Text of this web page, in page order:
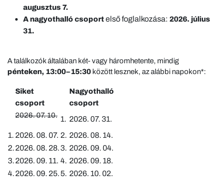
augusztus 7.
A nagyothalló csoportelső foglalkozása: 2026. július
31.
A találkozók általában két- vagy háromhetente, mindig
pénteken, 13:00–15:30 között lesznek, az alábbi napokon*:
Siket
csoport
Nagyothalló
csoport
2026. 07. 10. 1. 2026. 07. 31.
1. 2026. 08. 07. 2. 2026. 08. 14.
2. 2026. 08. 28.3. 2026. 09. 04.
3. 2026. 09. 11. 4. 2026. 09. 18.
4. 2026. 09. 25. 5. 2026. 10. 02.